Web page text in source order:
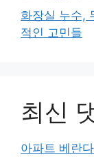
화장실 누수,
적인 고민들
최신
아파트 베란